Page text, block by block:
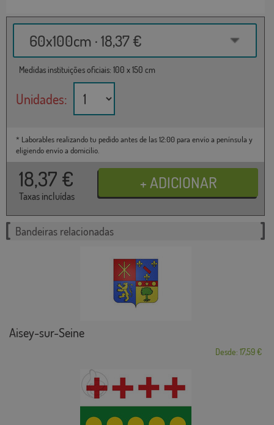
60x100cm · 18,37 €
Medidas instituições oficiais: 100 x 150 cm
Unidades:
* Laborables realizando tu pedido antes de las 12:00 para envío a península y
eligiendo envío a domicilio.
18,37 €
Taxas incluídas
Bandeiras relacionadas
Aisey-sur-Seine
Desde: 17,59 €